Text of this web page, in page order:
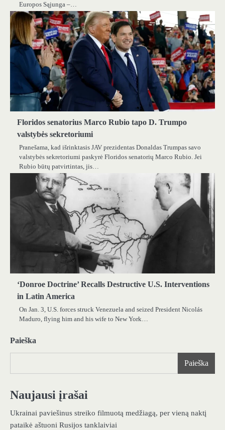
Europos Sąjunga –…
Floridos senatorius Marco Rubio tapo D. Trumpo
valstybės sekretoriumi
Pranešama, kad išrinktasis JAV prezidentas Donaldas Trumpas savo
valstybės sekretoriumi paskyrė Floridos senatorių Marco Rubio. Jei
Rubio būtų patvirtintas, jis…
‘Donroe Doctrine’ Recalls Destructive U.S. Interventions
in Latin America
On Jan. 3, U.S. forces struck Venezuela and seized President Nicolás
Maduro, flying him and his wife to New York…
Paieška
Paieška
Naujausi įrašai
Ukrainai paviešinus streiko filmuotą medžiagą, per vieną naktį
pataikė aštuoni Rusijos tanklaiviai